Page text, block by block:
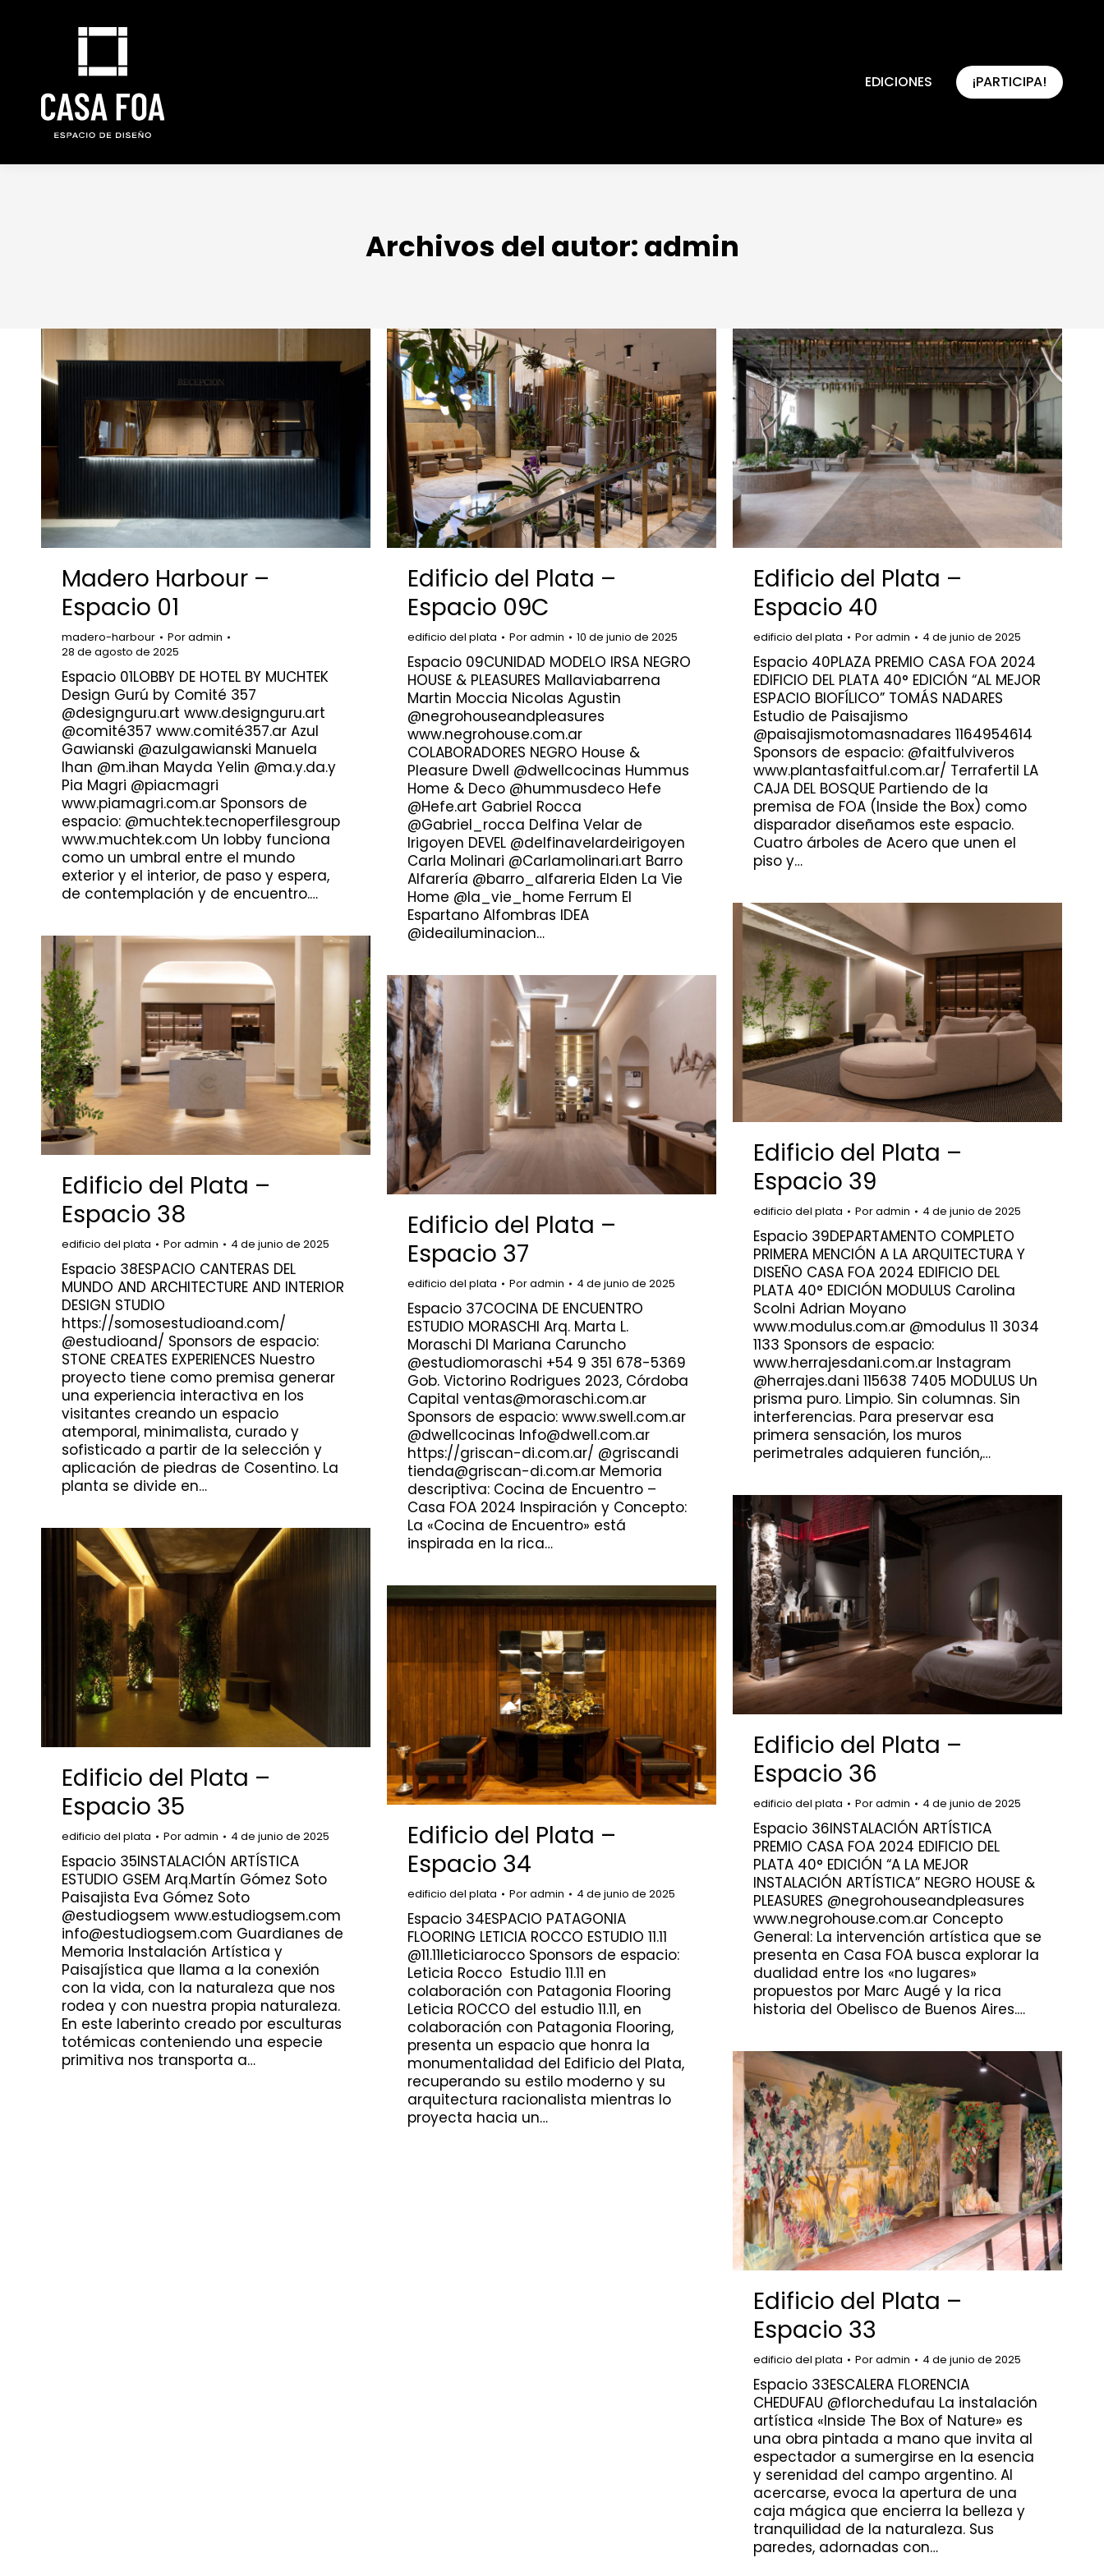
EDICIONES ¡PARTICIPA!
Archivos del autor:admin
Madero Harbour –
Espacio 01
madero-harbour Poradmin
28 de agosto de 2025
Espacio 01LOBBY DE HOTEL BY MUCHTEK
Design Gurú by Comité 357
@designguru.art www.designguru.art
@comité357 www.comité357.ar Azul
Gawianski @azulgawianski Manuela
Ihan @m.ihan Mayda Yelin @ma.y.da.y
Pia Magri @piacmagri
www.piamagri.com.ar Sponsors de
espacio: @muchtek.tecnoperfilesgroup
www.muchtek.com Un lobby funciona
como un umbral entre el mundo
exterior y el interior, de paso y espera,
de contemplación y de encuentro.…
Edificio del Plata –
Espacio 09C
edificio del plata Poradmin 10 de junio de 2025
Espacio 09CUNIDAD MODELO IRSA NEGRO
HOUSE & PLEASURES Mallaviabarrena
Martin Moccia Nicolas Agustin
@negrohouseandpleasures
www.negrohouse.com.ar
COLABORADORES NEGRO House &
Pleasure Dwell @dwellcocinas Hummus
Home & Deco @hummusdeco Hefe
@Hefe.art Gabriel Rocca
@Gabriel_rocca Delfina Velar de
Irigoyen DEVEL @delfinavelardeirigoyen
Carla Molinari @Carlamolinari.art Barro
Alfarería @barro_alfareria Elden La Vie
Home @la_vie_home Ferrum El
Espartano Alfombras IDEA
@ideailuminacion…
Edificio del Plata –
Espacio 40
edificio del plata Poradmin 4 de junio de 2025
Espacio 40PLAZA PREMIO CASA FOA 2024
EDIFICIO DEL PLATA 40° EDICIÓN “AL MEJOR
ESPACIO BIOFÍLICO” TOMÁS NADARES
Estudio de Paisajismo
@paisajismotomasnadares 1164954614
Sponsors de espacio: @faitfulviveros
www.plantasfaitful.com.ar/ Terrafertil LA
CAJA DEL BOSQUE Partiendo de la
premisa de FOA (Inside the Box) como
disparador diseñamos este espacio.
Cuatro árboles de Acero que unen el
piso y…
Edificio del Plata –
Espacio 39
edificio del plata Poradmin 4 de junio de 2025
Espacio 39DEPARTAMENTO COMPLETO
PRIMERA MENCIÓN A LA ARQUITECTURA Y
DISEÑO CASA FOA 2024 EDIFICIO DEL
PLATA 40° EDICIÓN MODULUS Carolina
Scolni Adrian Moyano
www.modulus.com.ar @modulus 11 3034
1133 Sponsors de espacio:
www.herrajesdani.com.ar Instagram
@herrajes.dani 115638 7405 MODULUS Un
prisma puro. Limpio. Sin columnas. Sin
interferencias. Para preservar esa
primera sensación, los muros
perimetrales adquieren función,…
Edificio del Plata –
Espacio 38
edificio del plata Poradmin 4 de junio de 2025
Espacio 38ESPACIO CANTERAS DEL
MUNDO AND ARCHITECTURE AND INTERIOR
DESIGN STUDIO
https://somosestudioand.com/
@estudioand/ Sponsors de espacio:
STONE CREATES EXPERIENCES Nuestro
proyecto tiene como premisa generar
una experiencia interactiva en los
visitantes creando un espacio
atemporal, minimalista, curado y
sofisticado a partir de la selección y
aplicación de piedras de Cosentino. La
planta se divide en…
Edificio del Plata –
Espacio 37
edificio del plata Poradmin 4 de junio de 2025
Espacio 37COCINA DE ENCUENTRO
ESTUDIO MORASCHI Arq. Marta L.
Moraschi DI Mariana Caruncho
@estudiomoraschi +54 9 351 678-5369
Gob. Victorino Rodrigues 2023, Córdoba
Capital ventas@moraschi.com.ar
Sponsors de espacio: www.swell.com.ar
@dwellcocinas Info@dwell.com.ar
https://griscan-di.com.ar/ @griscandi
tienda@griscan-di.com.ar Memoria
descriptiva: Cocina de Encuentro –
Casa FOA 2024 Inspiración y Concepto:
La «Cocina de Encuentro» está
inspirada en la rica…
Edificio del Plata –
Espacio 36
edificio del plata Poradmin 4 de junio de 2025
Espacio 36INSTALACIÓN ARTÍSTICA
PREMIO CASA FOA 2024 EDIFICIO DEL
PLATA 40° EDICIÓN “A LA MEJOR
INSTALACIÓN ARTÍSTICA” NEGRO HOUSE &
PLEASURES @negrohouseandpleasures
www.negrohouse.com.ar Concepto
General: La intervención artística que se
presenta en Casa FOA busca explorar la
dualidad entre los «no lugares»
propuestos por Marc Augé y la rica
historia del Obelisco de Buenos Aires.…
Edificio del Plata –
Espacio 35
edificio del plata Poradmin 4 de junio de 2025
Espacio 35INSTALACIÓN ARTÍSTICA
ESTUDIO GSEM Arq.Martín Gómez Soto
Paisajista Eva Gómez Soto
@estudiogsem www.estudiogsem.com
info@estudiogsem.com Guardianes de
Memoria Instalación Artística y
Paisajística que llama a la conexión
con la vida, con la naturaleza que nos
rodea y con nuestra propia naturaleza.
En este laberinto creado por esculturas
totémicas conteniendo una especie
primitiva nos transporta a…
Edificio del Plata –
Espacio 34
edificio del plata Poradmin 4 de junio de 2025
Espacio 34ESPACIO PATAGONIA
FLOORING LETICIA ROCCO ESTUDIO 11.11
@11.11leticiarocco Sponsors de espacio:
Leticia Rocco Estudio 11.11 en
colaboración con Patagonia Flooring
Leticia ROCCO del estudio 11.11, en
colaboración con Patagonia Flooring,
presenta un espacio que honra la
monumentalidad del Edificio del Plata,
recuperando su estilo moderno y su
arquitectura racionalista mientras lo
proyecta hacia un…
Edificio del Plata –
Espacio 33
edificio del plata Poradmin 4 de junio de 2025
Espacio 33ESCALERA FLORENCIA
CHEDUFAU @florchedufau La instalación
artística «Inside The Box of Nature» es
una obra pintada a mano que invita al
espectador a sumergirse en la esencia
y serenidad del campo argentino. Al
acercarse, evoca la apertura de una
caja mágica que encierra la belleza y
tranquilidad de la naturaleza. Sus
paredes, adornadas con…